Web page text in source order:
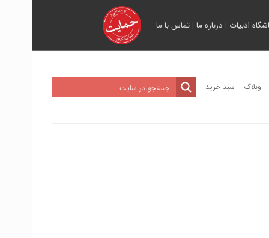
ادبیات | درباره ما |تماس با ما
وبلاگ سبد خرید